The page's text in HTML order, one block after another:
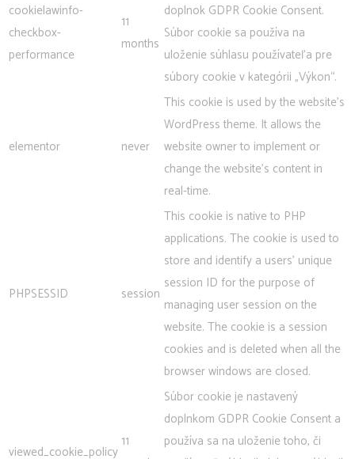
cookielawinfo-
checkbox-
performance
11
months
doplnok GDPR Cookie Consent.
Súbor cookie sa používa na
uloženie súhlasu používateľa pre
súbory cookie v kategórii „Výkon“.
elementor never
This cookie is used by the website's
WordPress theme. It allows the
website owner to implement or
change the website's content in
real-time.
PHPSESSID session
This cookie is native to PHP
applications. The cookie is used to
store and identify a users' unique
session ID for the purpose of
managing user session on the
website. The cookie is a session
cookies and is deleted when all the
browser windows are closed.
viewed_cookie_policy
11
Súbor cookie je nastavený
doplnkom GDPR Cookie Consent a
používa sa na uloženie toho, či